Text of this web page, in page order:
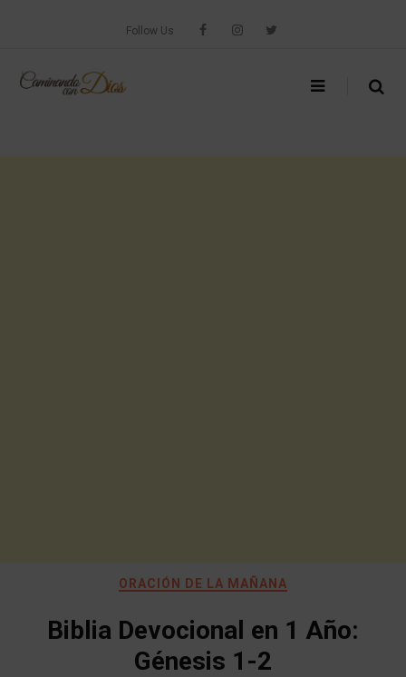
Follow Us
ORACIÓN DE LA MAÑANA
Biblia Devocional en 1 Año:
Génesis 1-2